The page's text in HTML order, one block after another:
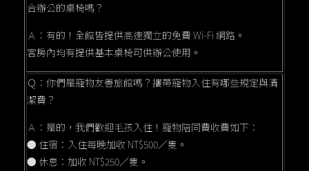
合辦公的桌椅嗎？
Ａ：有的！全館皆提供高速獨立的免費 Wi-Fi 網路。
客房內均有提供基本桌椅可供辦公使用。
Ｑ：你們是寵物友善旅館嗎？攜帶寵物入住有哪些規定與清
潔費？
Ａ：是的，我們歡迎毛孩入住！寵物陪同費收費如下：
● 住宿：入住每晚加收 NT$500／隻。
● 休息：加收 NT$250／隻。